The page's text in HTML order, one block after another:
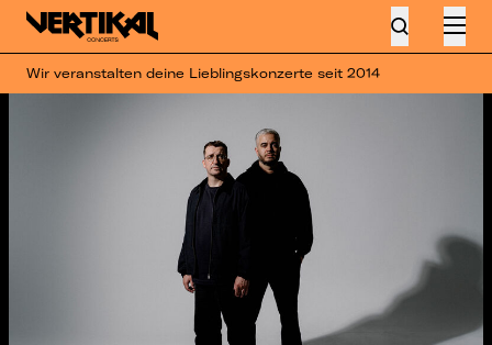
Wir veranstalten deine Lieblingskonzerte seit 2014